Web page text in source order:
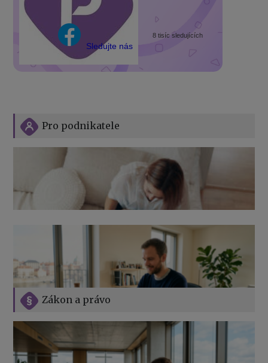
Sledujte nás
8 tisíc sledujících
Zákon a právo
Pro podnikatele
Jak na podnikání při rodičovské dovolené